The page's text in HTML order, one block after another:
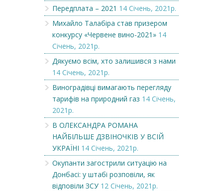
Передплата – 2021 14 Січень, 2021р.
Михайло Талабіра став призером
конкурсу «Червене вино-2021» 14
Січень, 2021р.
Дякуємо всім, хто залишився з нами
14 Січень, 2021р.
Виноградівці вимагають перегляду
тарифів на природний газ 14 Січень,
2021р.
В ОЛЕКСАНДРА РОМАНА
НАЙБІЛЬШЕ ДЗВІНОЧКІВ У ВСІЙ
УКРАЇНІ 14 Січень, 2021р.
Окупанти загострили ситуацію на
Донбасі: у штабі розповіли, як
відповіли ЗСУ 12 Січень, 2021р.